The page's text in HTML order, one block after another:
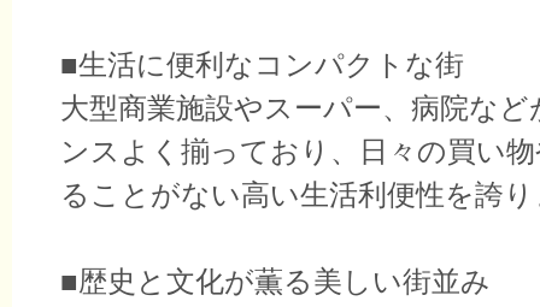
■生活に便利なコンパクトな街
大型商業施設やスーパー、病院な
ンスよく揃っており、日々の買い
ることがない高い生活利便性を誇
■歴史と文化が薫る美しい街並み